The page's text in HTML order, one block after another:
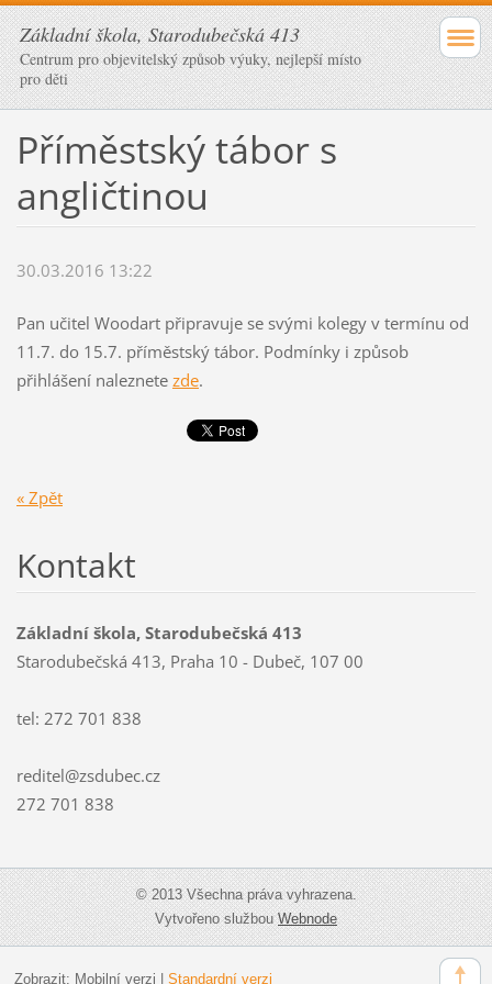
Základní škola, Starodubečská 413
Centrum pro objevitelský způsob výuky, nejlepší místo
pro děti
Příměstský tábor s
angličtinou
30.03.2016 13:22
Pan učitel Woodart připravuje se svými kolegy v termínu od
11.7. do 15.7. příměstský tábor. Podmínky i způsob
přihlášení naleznete zde.
« Zpět
Kontakt
Základní škola, Starodubečská 413
Starodubečská 413, Praha 10 - Dubeč, 107 00
tel: 272 701 838
reditel@zsdubec.cz
272 701 838
© 2013 Všechna práva vyhrazena.
Vytvořeno službouWebnode
Zobrazit: Mobilní verzi Standardní verzi